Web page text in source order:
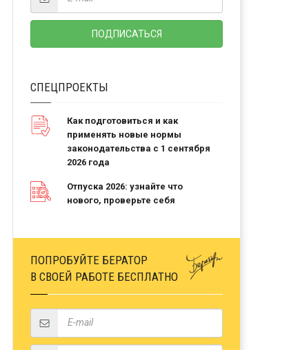
СПЕЦПРОЕКТЫ
Как подготовиться и как
применять новые нормы
законодательства с 1 сентября
2026 года
Отпуска 2026: узнайте что
нового, проверьте себя
ПОПРОБУЙТЕ БЕРАТОР
В СВОЕЙ РАБОТЕ БЕСПЛАТНО